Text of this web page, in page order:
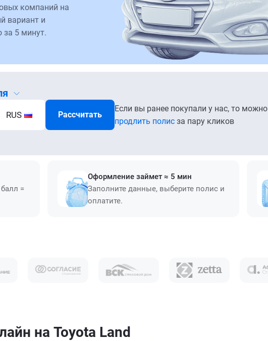
компаний на
вариант и
за 5 минут.
RUS Рассчитать
Если вы ранее покупали у нас, то можно
продлить полис за пару кликов
=
Оформление займет ≈ 5 мин
Заполните данные, выберите полис и
оплатите.
на Toyota Land